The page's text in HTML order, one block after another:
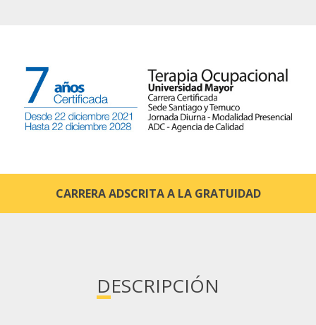
CARRERA ADSCRITA A LA GRATUIDAD
DESCRIPCIÓN